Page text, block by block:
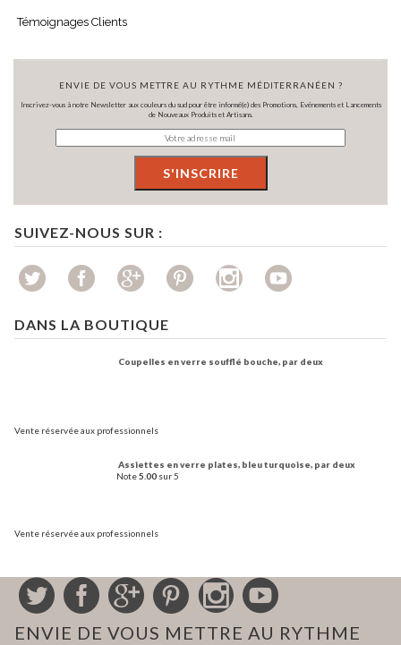
Témoignages Clients
ENVIE DE VOUS METTRE AU RYTHME MÉDITERRANÉEN ?
Inscrivez-vous à notre Newsletter aux couleurs du sud pour être informé(e) des Promotions, Evénements et Lancements
de Nouveaux Produits et Artisans.
SUIVEZ-NOUS SUR :
DANS LA BOUTIQUE
Coupelles en verre soufflé bouche, par deux
Vente réservée aux professionnels
Assiettes en verre plates, bleu turquoise, par deux
Note5.00 sur 5
Vente réservée aux professionnels
ENVIE DE VOUS METTRE AU RYTHME